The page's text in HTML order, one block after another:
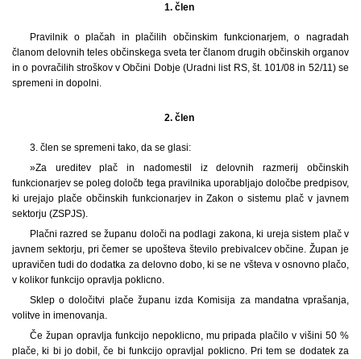
1. člen
Pravilnik o plačah in plačilih občinskim funkcionarjem, o nagradah
članom delovnih teles občinskega sveta ter članom drugih občinskih organov
in o povračilih stroškov v Občini Dobje (Uradni list RS, št. 101/08 in 52/11) se
spremeni in dopolni.
2. člen
3. člen se spremeni tako, da se glasi:
»Za ureditev plač in nadomestil iz delovnih razmerij občinskih
funkcionarjev se poleg določb tega pravilnika uporabljajo določbe predpisov,
ki urejajo plače občinskih funkcionarjev in Zakon o sistemu plač v javnem
sektorju (ZSPJS).
Plačni razred se županu določi na podlagi zakona, ki ureja sistem plač v
javnem sektorju, pri čemer se upošteva število prebivalcev občine. Župan je
upravičen tudi do dodatka za delovno dobo, ki se ne všteva v osnovno plačo,
v kolikor funkcijo opravlja poklicno.
Sklep o določitvi plače županu izda Komisija za mandatna vprašanja,
volitve in imenovanja.
Če župan opravlja funkcijo nepoklicno, mu pripada plačilo v višini 50 %
plače, ki bi jo dobil, če bi funkcijo opravljal poklicno. Pri tem se dodatek za